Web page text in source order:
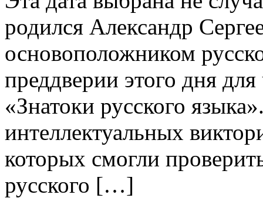
родился Александр
основоположником
преддверии этого дня
«Знатоки русского
интеллектуальных
которых смогли
русского […]